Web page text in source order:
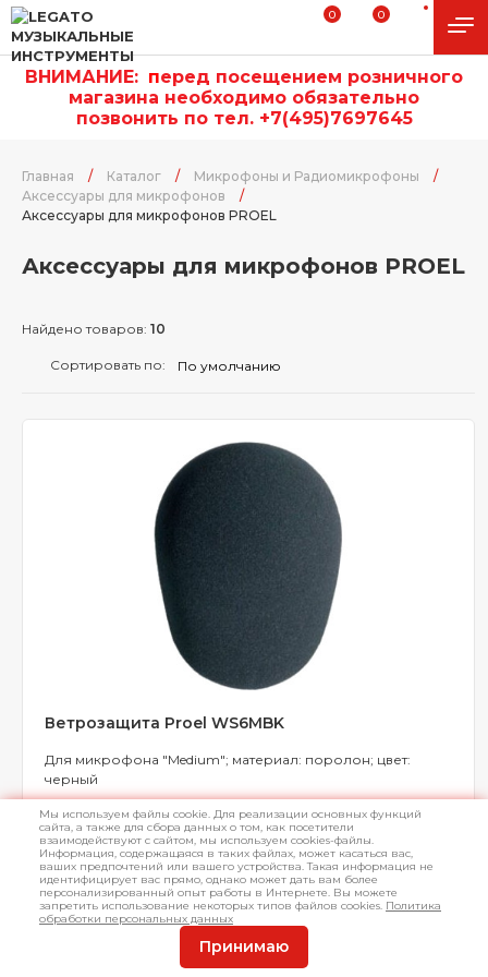
0 0
ВНИМАНИЕ: перед посещением розничного
магазина необходимо обязательно
позвонить по тел. +7(495)7697645
Главная / Каталог / Микрофоны и Радиомикрофоны
/
Аксессуары для микрофонов
/
Аксессуары для микрофонов PROEL
Аксессуары для микрофонов PROEL
Найдено товаров: 10
Сортировать по:
Ветрозащита Proel WS6MBK
Для микрофона "Medium"; материал: поролон; цвет:
черный
Арт.L042960 В наличии
Мы используем файлы cookie. Для реализации основных функций
сайта, а также для сбора данных о том, как посетители
взаимодействуют с сайтом, мы используем cookies-файлы.
Информация, содержащаяся в таких файлах, может касаться вас,
ваших предпочтений или вашего устройства. Такая информация не
идентифицирует вас прямо, однако может дать вам более
персонализированный опыт работы в Интернете. Вы можете
запретить использование некоторых типов файлов cookies. Политика
обработки персональных данных
Принимаю